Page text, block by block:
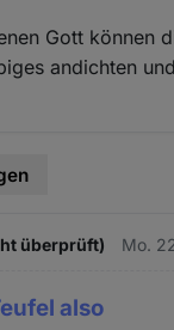
Gott können
andichten
überprüft) Mo.
also